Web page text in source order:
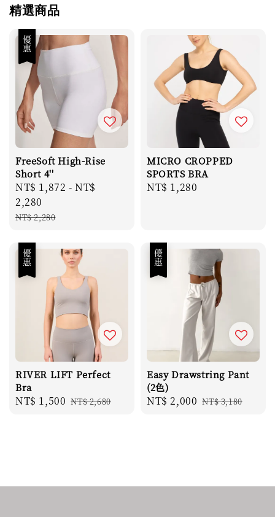
精選商品
優惠
FreeSoft High-Rise
Short 4''
Sale
price
NT$ 1,872 -NT$
2,280
Regular
NT$ 2,280
MICRO CROPPED
SPORTS BRA
Regular
NT$ 1,280
優惠
RIVER LIFT Perfect
Bra
Sale
NT$ 1,500 Regular
NT$ 2,680
優惠
Easy Drawstring Pant
(2色)
Sale
NT$ 2,000 Regular
NT$ 3,180